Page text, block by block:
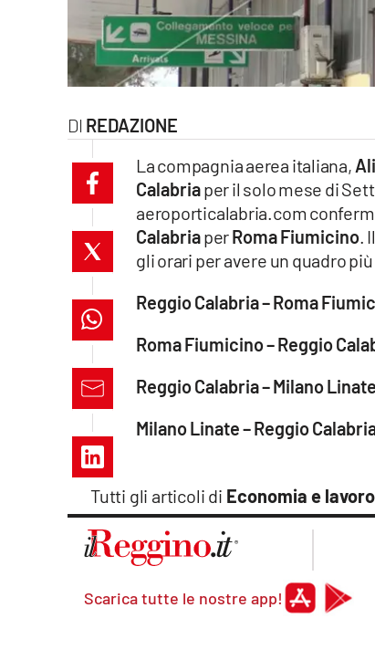
cosenzachannel.it
catanzarochannel.it
lacapitalenews.it
Vai
REDAZIONE
Tutti gli articoli di Economia e lavoro
La compagnia aerea italiana,
Calabriaper il solo mese di
aeroporticalabria.com
CalabriaperRoma Fiumicino.
gli orari per avere un quadro
Reggio Calabria – Roma
Roma Fiumicino – Reggio
Reggio Calabria – Milano Linate
Milano Linate – Reggio
Scarica tutte le nostre app!